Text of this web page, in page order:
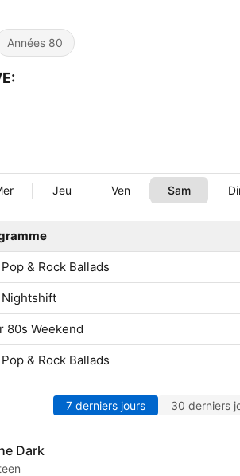
Années 80
Jeu Ven Sam
& Rock Ballads
Nightshift
80s Weekend
& Rock Ballads
7 derniers jours 30 derniers
Dark